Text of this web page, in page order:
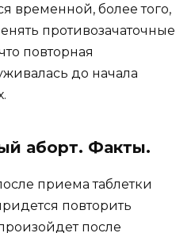
временной, более того,
противозачаточные
повторная
до начала
аборт. Факты.
приема таблетки
повторить
после